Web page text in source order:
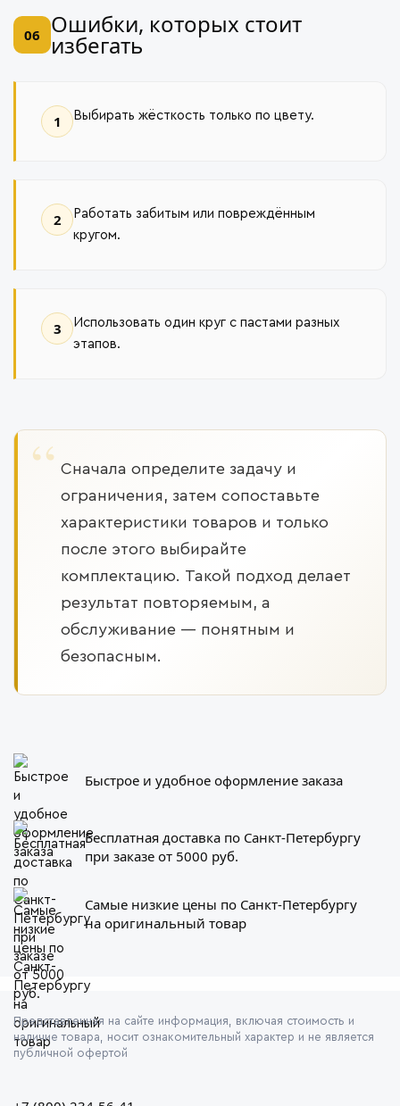
06 Ошибки, которых стоит
избегать
1 Выбирать жёсткость только по цвету.
2
Работать забитым или повреждённым
кругом.
3
Использовать один круг с пастами разных
этапов.
Сначала определите задачу и
ограничения, затем сопоставьте
характеристики товаров и только
после этого выбирайте
комплектацию. Такой подход делает
результат повторяемым, а
обслуживание — понятным и
безопасным.
Быстрое и удобное оформление заказа
Бесплатная доставка по Санкт-Петербургу
при заказе от 5000 руб.
Самые низкие цены по Санкт-Петербургу
на оригинальный товар
Представленная на сайте информация, включая стоимость и
наличие товара, носит ознакомительный характер и не является
публичной офертой